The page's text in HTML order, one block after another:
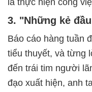
là thực hiện công
3. "Những kẻ
Báo cáo hàng tuần
tiểu thuyết, và từng
đến trái tim người
đạo xuất hiện, anh